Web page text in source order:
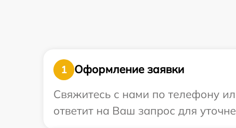
1
Оформление заявки
Свяжитесь с нами по телефону
ответит на Ваш запрос для